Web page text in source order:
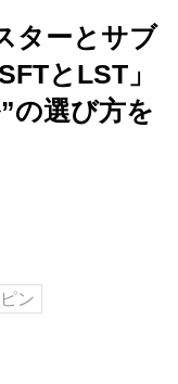
ターとサブ
とLST」
の選び方を
ピン